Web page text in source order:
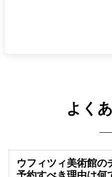
よく
ウフィツィ美術館の